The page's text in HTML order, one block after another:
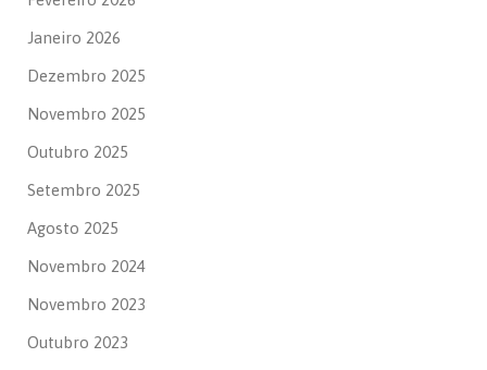
Janeiro 2026
Dezembro 2025
Novembro 2025
Outubro 2025
Setembro 2025
Agosto 2025
Novembro 2024
Novembro 2023
Outubro 2023